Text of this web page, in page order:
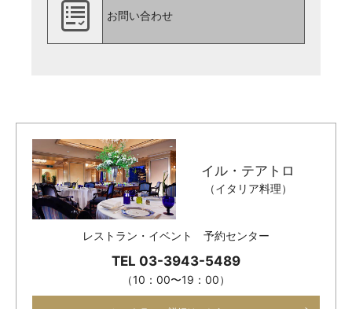
お問い合わせ
イル・テアトロ
（イタリア料理）
レストラン・イベント 予約センター
TEL 03-3943-5489
（10：00〜19：00）